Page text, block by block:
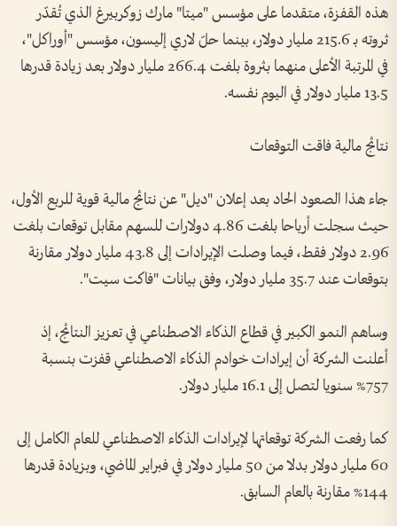
هذه القفزة، متقدما على مؤسس "ميتا" مارك زوكربيرغ الذي تُقدّر
ثروته بـ 215.6 مليار دولار، بينما حلّ لاري إليسون، مؤسس "أوراكل"،
في المرتبة الأعلى منهما بثروة بلغت 266.4 مليار دولار بعد زيادة قدرها
13.5 مليار دولار في اليوم نفسه.
نتائج مالية فاقت التوقعات
جاء هذا الصعود الحاد بعد إعلان "ديل" عن نتائج مالية قوية للربع الأول،
حيث سجلت أرباحا بلغت 4.86 دولارات للسهم مقابل توقعات بلغت
2.96 دولار فقط، فيما وصلت الإيرادات إلى 43.8 مليار دولار مقارنة
بتوقعات عند 35.7 مليار دولار، وفق بيانات "فاكت سيت".
وساهم النمو الكبير في قطاع الذكاء الاصطناعي في تعزيز النتائج، إذ
أعلنت الشركة أن إيرادات خوادم الذكاء الاصطناعي قفزت بنسبة
757% سنويا لتصل إلى 16.1 مليار دولار.
كما رفعت الشركة توقعاتها لإيرادات الذكاء الاصطناعي للعام الكامل إلى
60 مليار دولار بدلا من 50 مليار دولار في فبراير الماضي، وبزيادة قدرها
144% مقارنة بالعام السابق.